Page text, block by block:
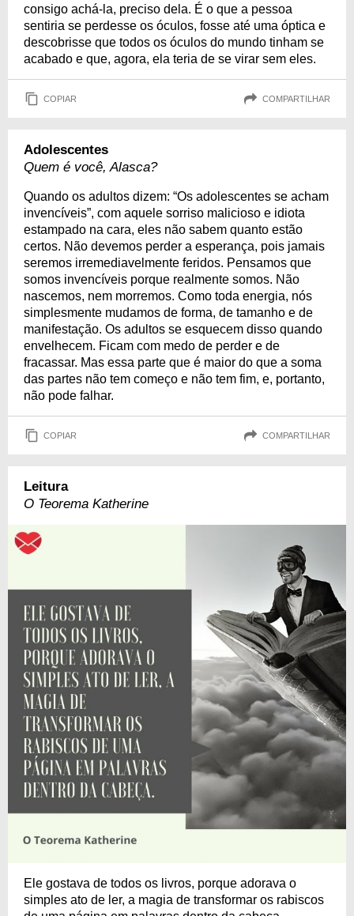
consigo achá-la, preciso dela. É o que a pessoa
sentiria se perdesse os óculos, fosse até uma óptica e
descobrisse que todos os óculos do mundo tinham se
acabado e que, agora, ela teria de se virar sem eles.
COPIAR COMPARTILHAR
Adolescentes
Quem é você, Alasca?
Quando os adultos dizem: “Os adolescentes se acham
invencíveis”, com aquele sorriso malicioso e idiota
estampado na cara, eles não sabem quanto estão
certos. Não devemos perder a esperança, pois jamais
seremos irremediavelmente feridos. Pensamos que
somos invencíveis porque realmente somos. Não
nascemos, nem morremos. Como toda energia, nós
simplesmente mudamos de forma, de tamanho e de
manifestação. Os adultos se esquecem disso quando
envelhecem. Ficam com medo de perder e de
fracassar. Mas essa parte que é maior do que a soma
das partes não tem começo e não tem fim, e, portanto,
não pode falhar.
COPIAR COMPARTILHAR
Leitura
O Teorema Katherine
Ele gostava de todos os livros, porque adorava o
simples ato de ler, a magia de transformar os rabiscos